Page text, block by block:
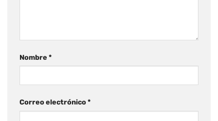
Nombre *
Correo electrónico*